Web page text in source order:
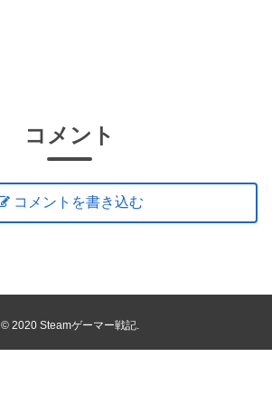
コメント
コメントを書き込む
© 2020 Steamゲーマー戦記.